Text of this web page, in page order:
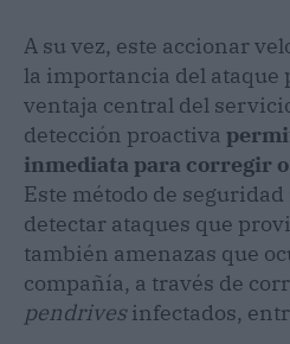
A su vez, este accionar
la importancia del ataque
ventaja central del
detección proactiva
inmediata para corregir
Este método de
detectar ataques que
también amenazas que
compañía, a través de
pendrivesinfectados,